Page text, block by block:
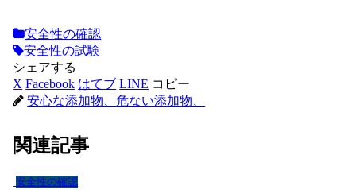
安全性の確認
安全性の試験
シェアする
X Facebook はてブ LINE コピー
安心な添加物、危ない添加物、
関連記事
安全性の確認